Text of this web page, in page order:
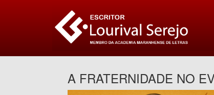
A FRATERNIDADE NO